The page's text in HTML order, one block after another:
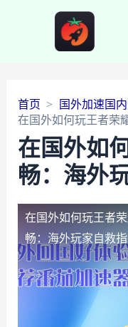
首页
国外加速国
在国外如何玩王者荣
在国外如
畅：海外
在国外如何玩王者
畅：海外玩家自救